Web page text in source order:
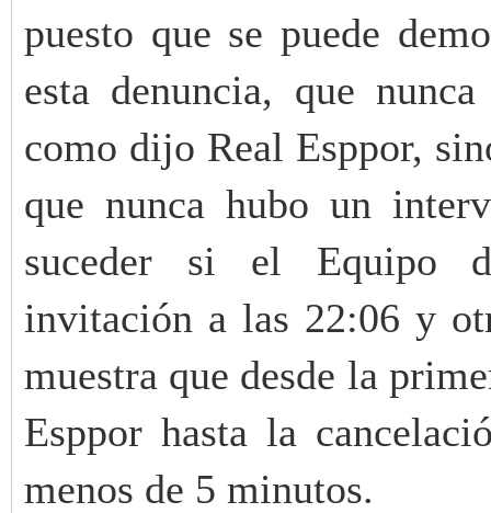
puesto que se puede
esta denuncia, que
como dijo Real Esppor,
que nunca hubo un
suceder si el Equipo
invitación a las 22:06 y
muestra que desde la
Esppor hasta la
menos de 5 minutos.